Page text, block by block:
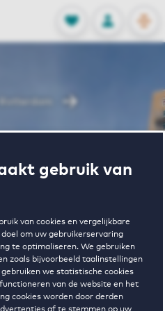
gebruik van
van cookies en vergelijkbare
om uw gebruikerservaring
te optimaliseren. We gebruiken
zoals bijvoorbeeld taalinstellingen
we statistische cookies
van de website en het
cookies worden door derden
FAVORIETEN
Opgeslagen
INLOGGEN
Zuid